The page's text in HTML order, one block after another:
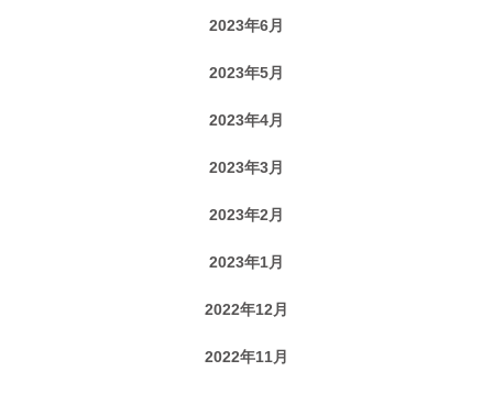
2023年6月
2023年5月
2023年4月
2023年3月
2023年2月
2023年1月
2022年12月
2022年11月